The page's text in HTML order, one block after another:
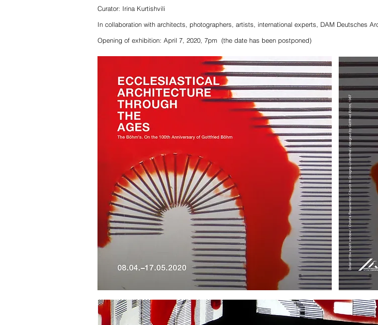
Curator: Irina Kurtishvili
In collaboration with architects, photographers, artists, international experts, DAM Deutsches
Opening of exhibition: April 7, 2020, 7pm (the date has been postponed)